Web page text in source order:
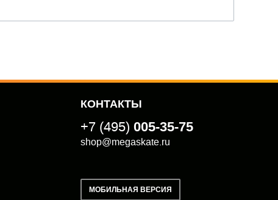
КОНТАКТЫ
+7 (495) 005-35-75
shop@megaskate.ru
МОБИЛЬНАЯ ВЕРСИЯ